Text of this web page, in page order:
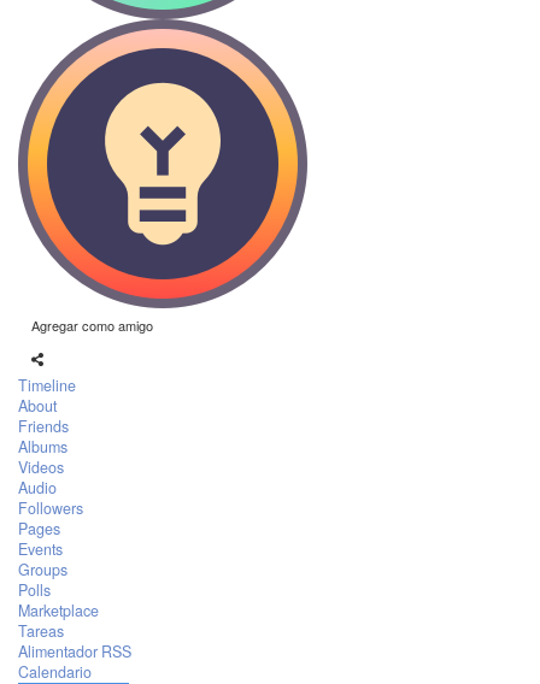
Agregar como amigo
Timeline
About
Friends
Albums
Videos
Audio
Followers
Pages
Events
Groups
Polls
Marketplace
Tareas
Alimentador RSS
Calendario